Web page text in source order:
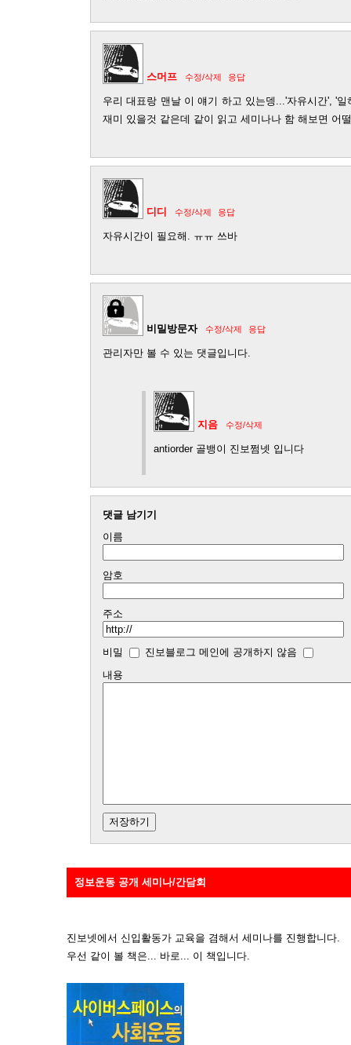
스머프 수정/삭제 응답
우리 대표랑 맨날 이 얘기 하고 있는뎅...'자유시간', '
재미 있을것 같은데 같이 읽고 세미나나 함 해보면 어
디디 수정/삭제 응답
자유시간이 필요해. ㅠㅠ 쓰바
비밀방문자 수정/삭제 응답
관리자만 볼 수 있는 댓글입니다.
지음 수정/삭제
antiorder 골뱅이 진보쩜넷 입니다
댓글 남기기
이름
암호
주소
비밀
진보블로그 메인에 공개하지 않음
내용
정보운동 공개 세미나/간담회
진보넷에서 신입활동가 교육을 겸해서 세미나를 진행합니다.
우선 같이 볼 책은... 바로... 이 책입니다.